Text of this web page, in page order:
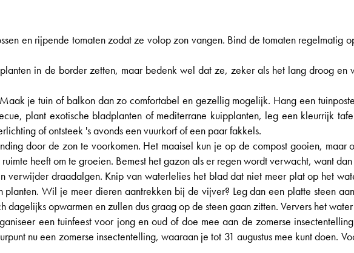
en rijpende tomaten zodat ze volop zon vangen. Bind de tomaten
in de border zetten, maar bedenk wel dat ze, zeker als het lang droog
je tuin of balkon dan zo comfortabel en gezellig mogelijk. Hang een
plant exotische bladplanten of mediterrane kuipplanten, leg een kleurrijk
of ontsteek 's avonds een vuurkorf of een paar fakkels.
door de zon te voorkomen. Het maaisel kun je op de compost gooien,
heeft om te groeien. Bemest het gazon als er regen wordt verwacht, want
verwijder draadalgen. Knip van waterlelies het blad dat niet meer plat op het
Wil je meer dieren aantrekken bij de vijver? Leg dan een platte steen
dagelijks opwarmen en zullen dus graag op de steen gaan zitten. Ververs het
een tuinfeest voor jong en oud of doe mee aan de zomerse
nu een zomerse insectentelling, waaraan je tot 31 augustus mee kunt doen.